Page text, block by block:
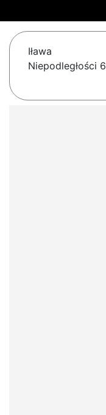
Iława
Niepodległości 6